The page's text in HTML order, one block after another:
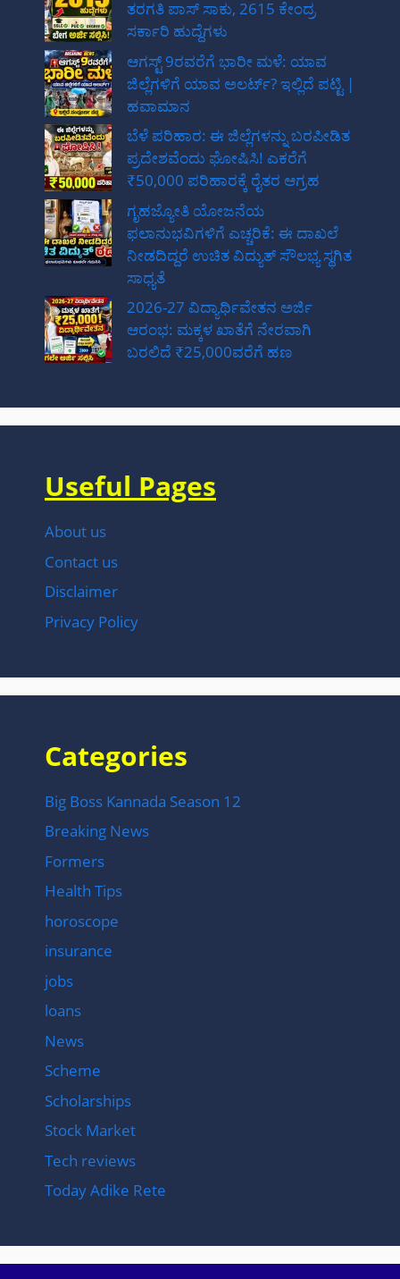
ತರಗತಿ ಪಾಸ್ ಸಾಕು, 2615 ಕೇಂದ್ರ
ಸರ್ಕಾರಿ ಹುದ್ದೆಗಳು
ಆಗಸ್ಟ್ 9ರವರೆಗೆ ಭಾರೀ ಮಳೆ: ಯಾವ
ಜಿಲ್ಲೆಗಳಿಗೆ ಯಾವ ಅಲರ್ಟ್? ಇಲ್ಲಿದೆ ಪಟ್ಟಿ |
ಹವಾಮಾನ
ಬೆಳೆ ಪರಿಹಾರ: ಈ ಜಿಲ್ಲೆಗಳನ್ನು ಬರಪೀಡಿತ
ಪ್ರದೇಶವೆಂದು ಘೋಷಿಸಿ! ಎಕರೆಗೆ
₹50,000 ಪರಿಹಾರಕ್ಕೆ ರೈತರ ಆಗ್ರಹ
ಗೃಹಜ್ಯೋತಿ ಯೋಜನೆಯ
ಫಲಾನುಭವಿಗಳಿಗೆ ಎಚ್ಚರಿಕೆ: ಈ ದಾಖಲೆ
ನೀಡದಿದ್ದರೆ ಉಚಿತ ವಿದ್ಯುತ್ ಸೌಲಭ್ಯ ಸ್ಥಗಿತ
ಸಾಧ್ಯತೆ
2026-27 ವಿದ್ಯಾರ್ಥಿವೇತನ ಅರ್ಜಿ
ಆರಂಭ: ಮಕ್ಕಳ ಖಾತೆಗೆ ನೇರವಾಗಿ
ಬರಲಿದೆ ₹25,000ವರೆಗೆ ಹಣ
Useful Pages
About us
Contact us
Disclaimer
Privacy Policy
Categories
Big Boss Kannada Season 12
Breaking News
Formers
Health Tips
horoscope
insurance
jobs
loans
News
Scheme
Scholarships
Stock Market
Tech reviews
Today Adike Rete